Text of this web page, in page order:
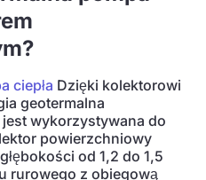
ciepła Dzięki kolektorowi
geotermalna
wykorzystywana do
powierzchniowy
od 1,2 do 1,5
rurowego z obiegową